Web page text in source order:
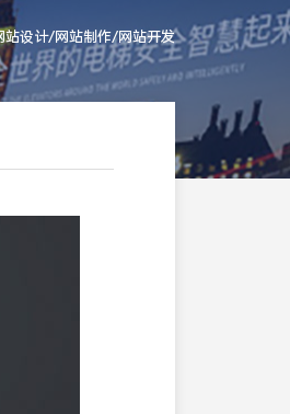
站设计/网站制作/网站开发